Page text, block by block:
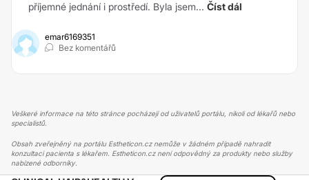
příjemné jednání i prostředí. Byla jsem... Číst dál
emar6169351
Bez komentářů
Veškeré informace na této stránce pocházejí od uživatelů portálu, nikoli od lékařů nebo
specialistů.
Obsah zveřejněný na portálu Estheticon.cz nemůže v žádném případě nahradit
konzultaci pacienta s lékařem. Estheticon.cz není odpovědný za produkty nebo služby
nabízené odborníky.